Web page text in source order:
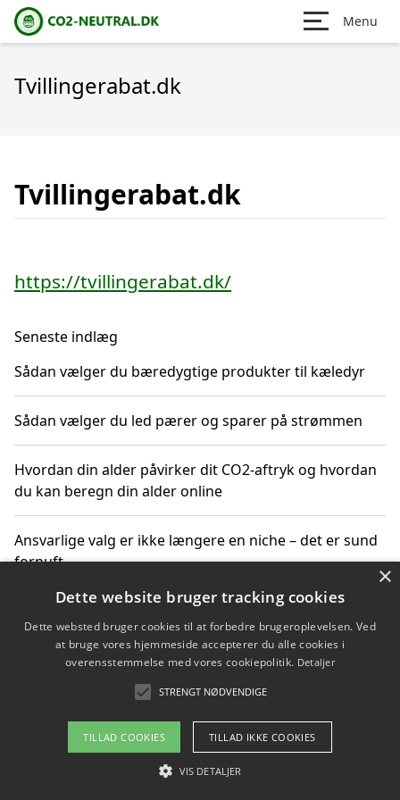
Menu
Tvillingerabat.dk
Tvillingerabat.dk
https://tvillingerabat.dk/
Seneste indlæg
Sådan vælger du bæredygtige produkter til kæledyr
Sådan vælger du led pærer og sparer på strømmen
Hvordan din alder påvirker dit CO2-aftryk og hvordan
du kan beregn din alder online
Ansvarlige valg er ikke længere en niche – det er sund
fornuft
Sådan kan du handle bæredygtigt og bestil med
faktura
Om / kontakt
Blog Betingelser
×
Dette website bruger tracking cookies
Dette websted bruger cookies til at forbedre brugeroplevelsen. Ved
at bruge vores hjemmeside accepterer du alle cookies i
overensstemmelse med vores cookiepolitik. Detaljer
STRENGT NØDVENDIGE
TILLAD COOKIES TILLAD IKKE COOKIES
VIS DETALJER